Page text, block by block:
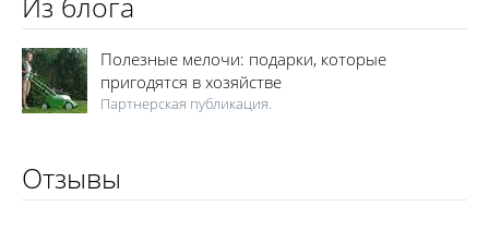
Полезные мелочи: подарки, которые
пригодятся в хозяйстве
Партнерская публикация.
Отзывы